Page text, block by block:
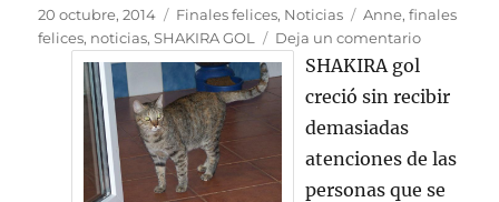
Publicado
el
20 octubre, 2014 Categorías
Finales felices, Noticias Etiquetas
Anne,finales
felices, noticias,SHAKIRA GOL Deja un comentarioen
EN
SHAKIRA gol
creció sin recibir
demasiadas
atenciones de las
personas que se